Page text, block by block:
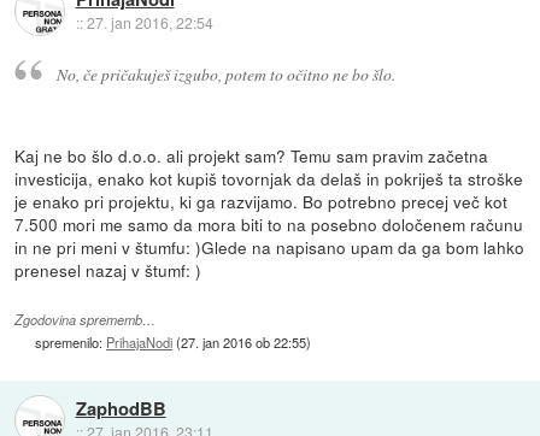
::27. jan 2016, 22:54
No, če pričakuješ izgubo, potem to očitno ne bo šlo.
Kaj ne bo šlo d.o.o. ali projekt sam? Temu sam pravim začetna
investicija, enako kot kupiš tovornjak da delaš in pokriješ ta stroške
je enako pri projektu, ki ga razvijamo. Bo potrebno precej več kot
7.500 mori me samo da mora biti to na posebno določenem računu
in ne pri meni v štumfu: )Glede na napisano upam da ga bom lahko
prenesel nazaj v štumf: )
Zgodovina sprememb…
spremenilo: PrihajaNodi(27. jan 2016 ob 22:55)
ZaphodBB
::27. jan 2016, 23:11